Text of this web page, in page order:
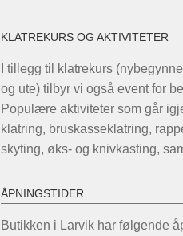
KLATREKURS OG AKTIVITETER
I tillegg til klatrekurs
og ute) tilbyr vi også event for
Populære aktiviteter som går
klatring, bruskasseklatring,
skyting, øks- og knivkasting,
ÅPNINGSTIDER
Butikken i Larvik har følgende